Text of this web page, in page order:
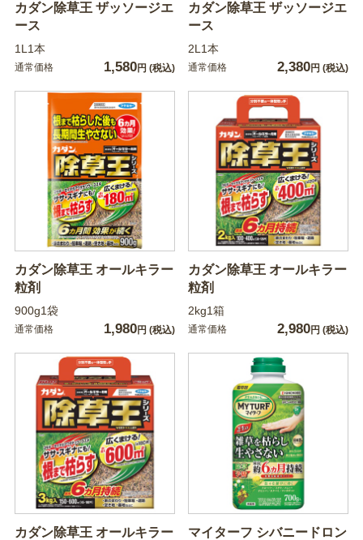
カダン除草王 ザッソージエ
ース
1L1本
通常価格 1,580円 (税込)
カダン除草王 ザッソージエ
ース
2L1本
通常価格 2,380円 (税込)
カダン除草王 オールキラー
粒剤
900g1袋
通常価格 1,980円 (税込)
カダン除草王 オールキラー
粒剤
2kg1箱
通常価格 2,980円 (税込)
カダン除草王 オールキラー
マイターフ シバニードロン